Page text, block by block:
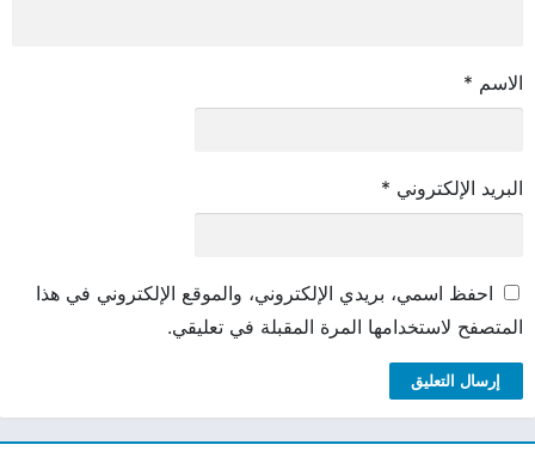
الاسم *
البريد الإلكتروني *
احفظ اسمي، بريدي الإلكتروني، والموقع الإلكتروني في هذا
المتصفح لاستخدامها المرة المقبلة في تعليقي.